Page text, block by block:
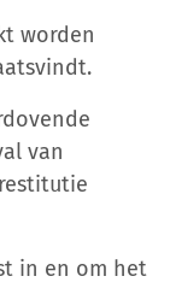
worden
van
in en om het